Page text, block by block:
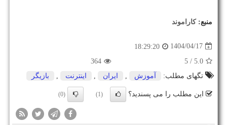
منبع:كاراموند
1404/04/17
18:29:20
5.0
/ 5
364
تگهای مطلب:
آموزش ایران اینترنت بازیگر
این مطلب را می پسندید؟ (1)
(0)